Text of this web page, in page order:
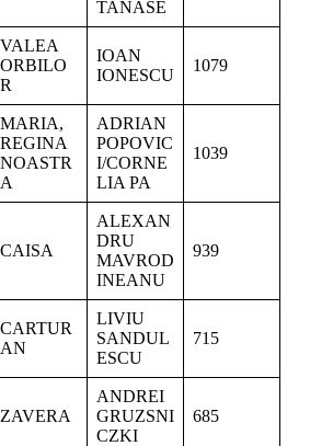
TANASE
VALEA
ORBILO
R
IOAN
IONESCU
1079
MARIA,
REGINA
NOASTR
A
ADRIAN
POPOVIC
I/CORNE
LIA PA
1039
CAISA
ALEXAN
DRU
MAVROD
INEANU
939
CARTUR
AN
LIVIU
SANDUL
ESCU
715
ZAVERA
ANDREI
GRUZSNI
CZKI
685